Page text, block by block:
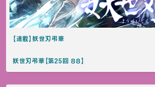
【連載】妖世刃弔華
妖世刃弔華【第25回 ８８】